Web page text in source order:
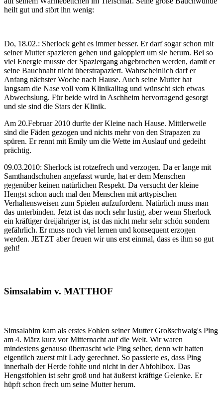
heilt gut und stört ihn wenig:
Do, 18.02.: Sherlock geht es immer besser. Er darf sogar schon mit
seiner Mutter spazieren gehen und galoppiert um sie herum. Bei so
viel Energie musste der Spaziergang abgebrochen werden, damit er
seine Bauchnaht nicht überstrapaziert. Wahrscheinlich darf er
Anfang nächster Woche nach Hause. Auch seine Mutter hat
langsam die Nase voll vom Klinikalltag und wünscht sich etwas
Abwechslung. Für beide wird in Aschheim hervorragend gesorgt
und sie sind die Stars der Klinik.
Am 20.Februar 2010 durfte der Kleine nach Hause. Mittlerweile
sind die Fäden gezogen und nichts mehr von den Strapazen zu
spüren. Er rennt mit Emily um die Wette im Auslauf und gedeiht
prächtig.
09.03.2010: Sherlock ist rotzefrech und verzogen. Da er lange mit
Samthandschuhen angefasst wurde, hat er dem Menschen
gegenüber keinen natürlichen Respekt. Da versucht der kleine
Hengst schon auch mal den Menschen mit arttypischen
Verhaltensweisen zum Spielen aufzufordern. Natürlich muss man
das unterbinden. Jetzt ist das noch sehr lustig, aber wenn Sherlock
ein kräftiger dreijähriger ist, ist das nicht mehr sehr schön sondern
gefährlich. Er muss noch viel lernen und konsequent erzogen
werden. JETZT aber freuen wir uns erst einmal, dass es ihm so gut
geht!
Simsalabim v. MATTHOF
Simsalabim kam als erstes Fohlen seiner Mutter Großschwaig's Ping
am 4. März kurz vor Mitternacht auf die Welt. Wir waren
mindestens genauso überrascht wie Ping selber, denn wir hatten
eigentlich zuerst mit Lady gerechnet. So passierte es, dass Ping
innerhalb der Herde fohlte und nicht in der Abfohlbox. Das
Hengstfohlen ist sehr groß und hat äußerst kräftige Gelenke. Er
hüpft schon frech um seine Mutter herum.